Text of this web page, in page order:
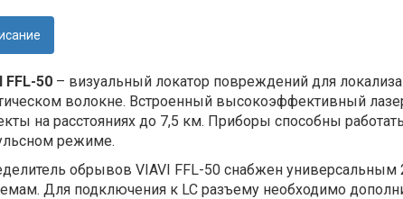
FFL-50– визуальный локатор повреждений для
волокне. Встроенный высокоэффективный
на расстояниях до 7,5 км. Приборы способны
режиме.
обрывов VIAVI FFL-50 снабжен универсальным
Для подключения к LC разъему необходимо